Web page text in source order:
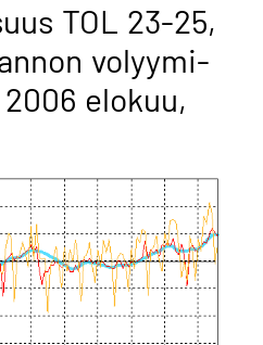
TOL 23-25,
volyymi-
elokuu,